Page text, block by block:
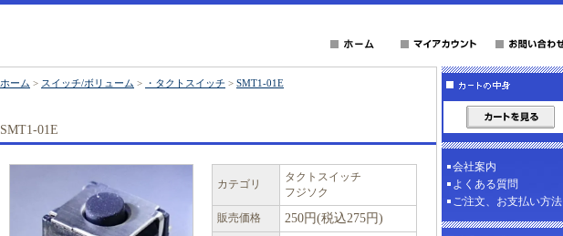
ホーム > スイッチ/ボリューム > ・タクトスイッチ > SMT1-01E
SMT1-01E
カテゴリ
タクトスイッチ
フジソク
販売価格
250円(税込275円)
会社案内
よくある質問
ご注文、お支払い方法